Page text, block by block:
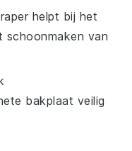
helpt bij het
schoonmaken van
bakplaat veilig